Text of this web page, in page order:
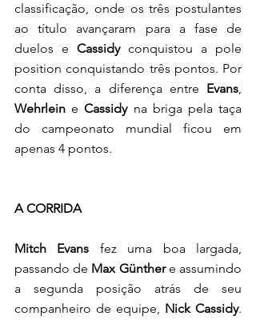
classificação, onde os três postulantes
ao título avançaram para a fase de
duelos e Cassidy conquistou a pole
position conquistando três pontos. Por
conta disso, a diferença entre Evans
Wehrlein e Cassidy na briga pela taça
do campeonato mundial ficou em
apenas 4 pontos.
A CORRIDA
Mitch Evans fez uma boa largada,
passando de Max Günther e assumindo
a segunda posição atrás de seu
companheiro de equipe, Nick Cassidy.